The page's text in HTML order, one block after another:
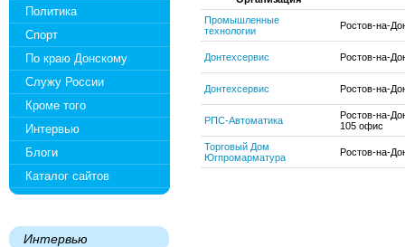
Политика
Спорт
По краю Донскому
Служу России
Кроме того
Интервью
Блоги
Каталог сайтов
Интервью
Промышленные
технологии
Ростов-на-
Донтехсервис Ростов-на-
Донтехсервис Ростов-на-
РПС-Автоматика
Ростов-на-
105 офис
Торговый Дом
Югпромарматура
Ростов-на-